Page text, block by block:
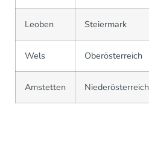
Leoben Steiermark
Wels Oberösterreich
Amstetten Niederösterreich